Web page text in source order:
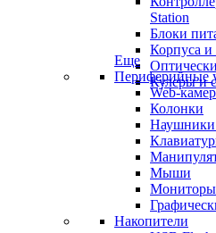
Station
Блоки
Корпуса и
Кулеры и
Еще
Периферийные
Web-
Колонки
Мыши
Мониторы
Накопители